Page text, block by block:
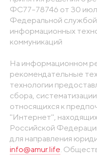
ФС77-78746 от 30
Федеральной службой
информационных
коммуникаций
На информационном
рекомендательные
технологии
сбора,
относящихся к
"Интернет",
Российской
для направления
info@amur.life.